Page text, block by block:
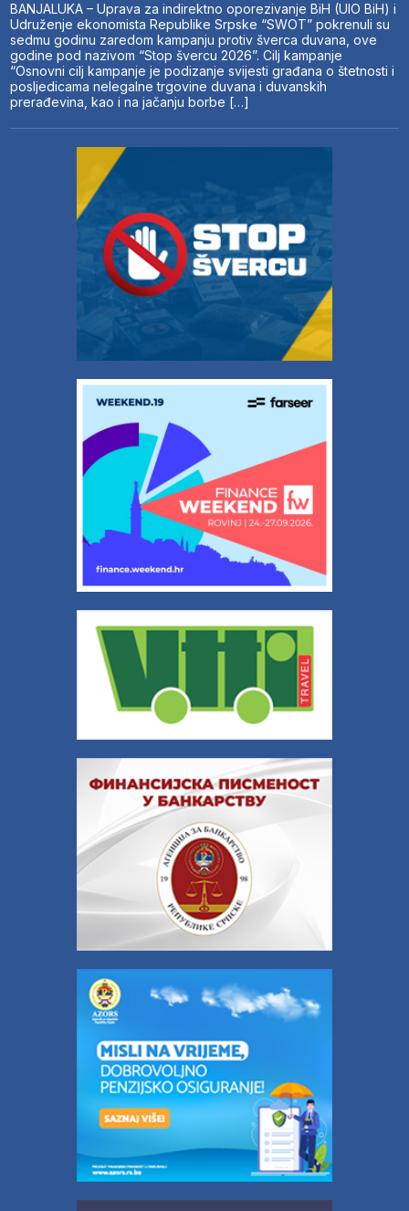
BANJALUKA – Uprava za indirektno oporezivanje BiH (UIO BiH) i
Udruženje ekonomista Republike Srpske “SWOT” pokrenuli su
sedmu godinu zaredom kampanju protiv šverca duvana, ove
godine pod nazivom “Stop švercu 2026”. Cilj kampanje
“Osnovni cilj kampanje je podizanje svijesti građana o štetnosti i
posljedicama nelegalne trgovine duvana i duvanskih
prerađevina, kao i na jačanju borbe […]